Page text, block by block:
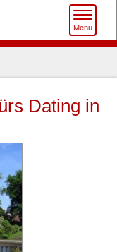
Toggle
Menü
Dating in